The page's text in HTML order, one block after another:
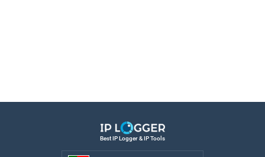
Best IP Logger & IP Tools